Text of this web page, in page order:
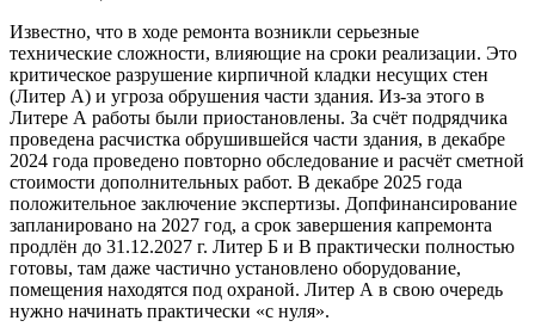
Известно, что в ходе ремонта возникли серьезные
технические сложности, влияющие на сроки реализации. Это
критическое разрушение кирпичной кладки несущих стен
(Литер А) и угроза обрушения части здания. Из-за этого в
Литере А работы были приостановлены. За счёт подрядчика
проведена расчистка обрушившейся части здания, в декабре
2024 года проведено повторно обследование и расчёт сметной
стоимости дополнительных работ. В декабре 2025 года
положительное заключение экспертизы. Допфинансирование
запланировано на 2027 год, а срок завершения капремонта
продлён до 31.12.2027 г. Литер Б и В практически полностью
готовы, там даже частично установлено оборудование,
помещения находятся под охраной. Литер А в свою очередь
нужно начинать практически «с нуля».